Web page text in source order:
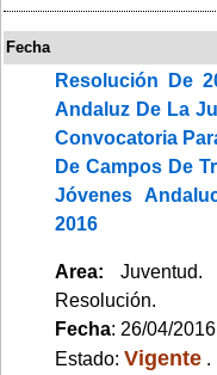
Fecha
Resolución De
Andaluz De La
Convocatoria
De Campos De
Jóvenes
2016
Area:
Resolución.
Fecha: 26/04/2016
Estado: Vigente .